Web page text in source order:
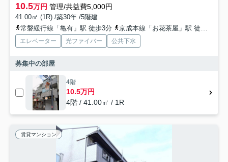
10.5万円 管理/共益費5,000円
41.00㎡ (1R) /築30年 /5階建
常磐緩行線「亀有」駅 徒歩3分
京成本線「お花茶屋」駅 徒歩29分
エレベーター 光ファイバー 公共下水
募集中の部屋
4階
10.5万円
4階 / 41.00㎡ / 1R
賃貸マンション